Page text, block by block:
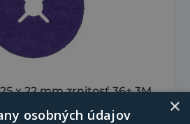
x 22 mm zrnitosť 36+ 3M
×
osobných údajov